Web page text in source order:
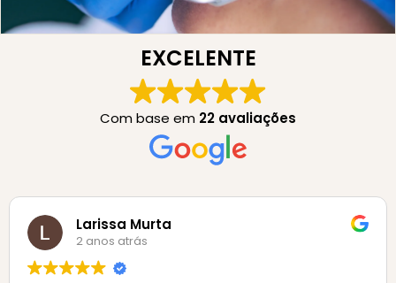
EXCELENTE
Com base em 22 avaliações
Larissa Murta
2 anos atrás